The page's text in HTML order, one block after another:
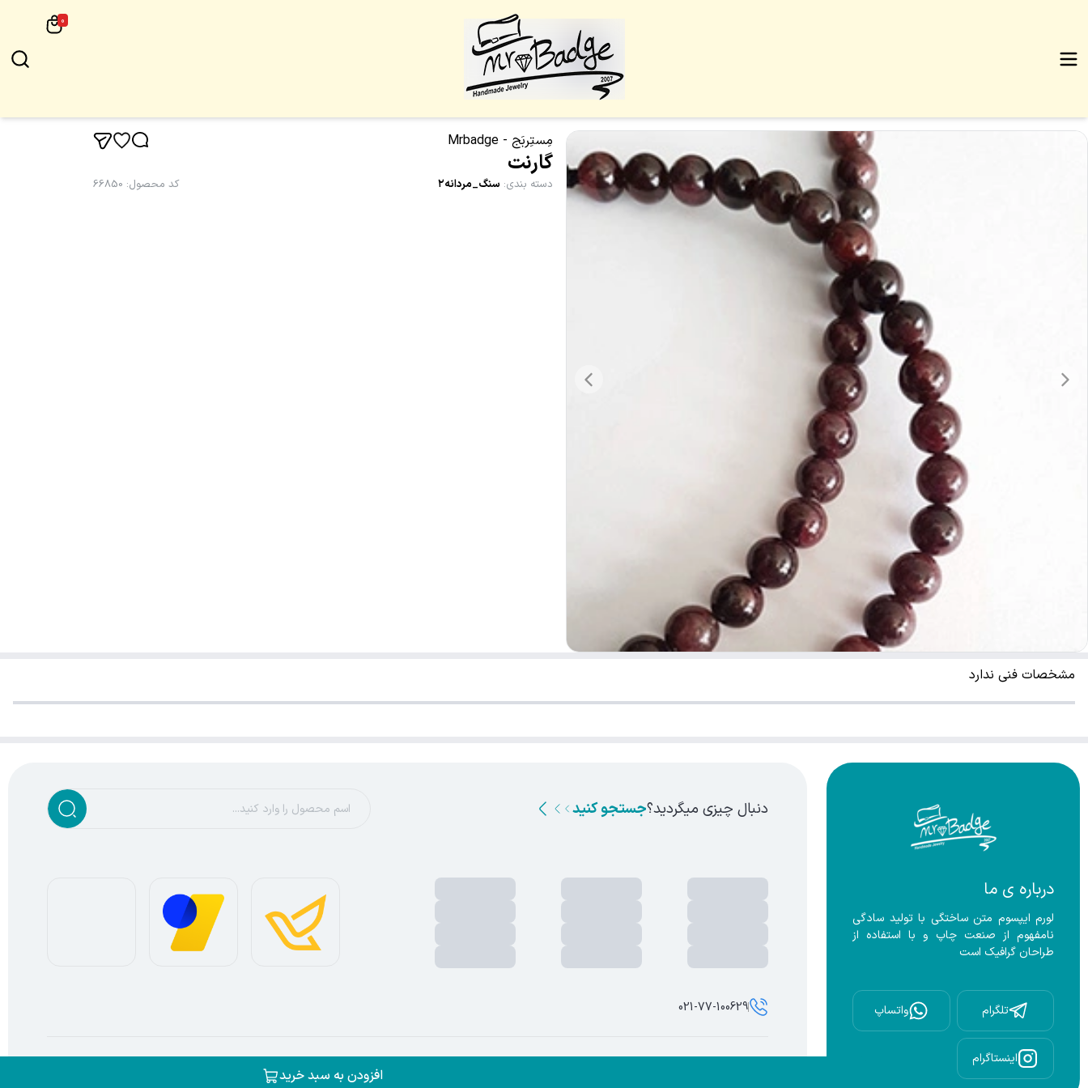
0
مِستِربَج - Mrbadge
گارنت
دسته بندی: سنگ_مردانه۲ کد محصول:
66850
افزودن به سبد خرید
مشخصات فنی ندارد
درباره ی ما
طراحان گرافیک است
تلگرام واتساپ
اینستاگرام
دنبال چیزی میگردید؟جستجو کنید
021-77-100629